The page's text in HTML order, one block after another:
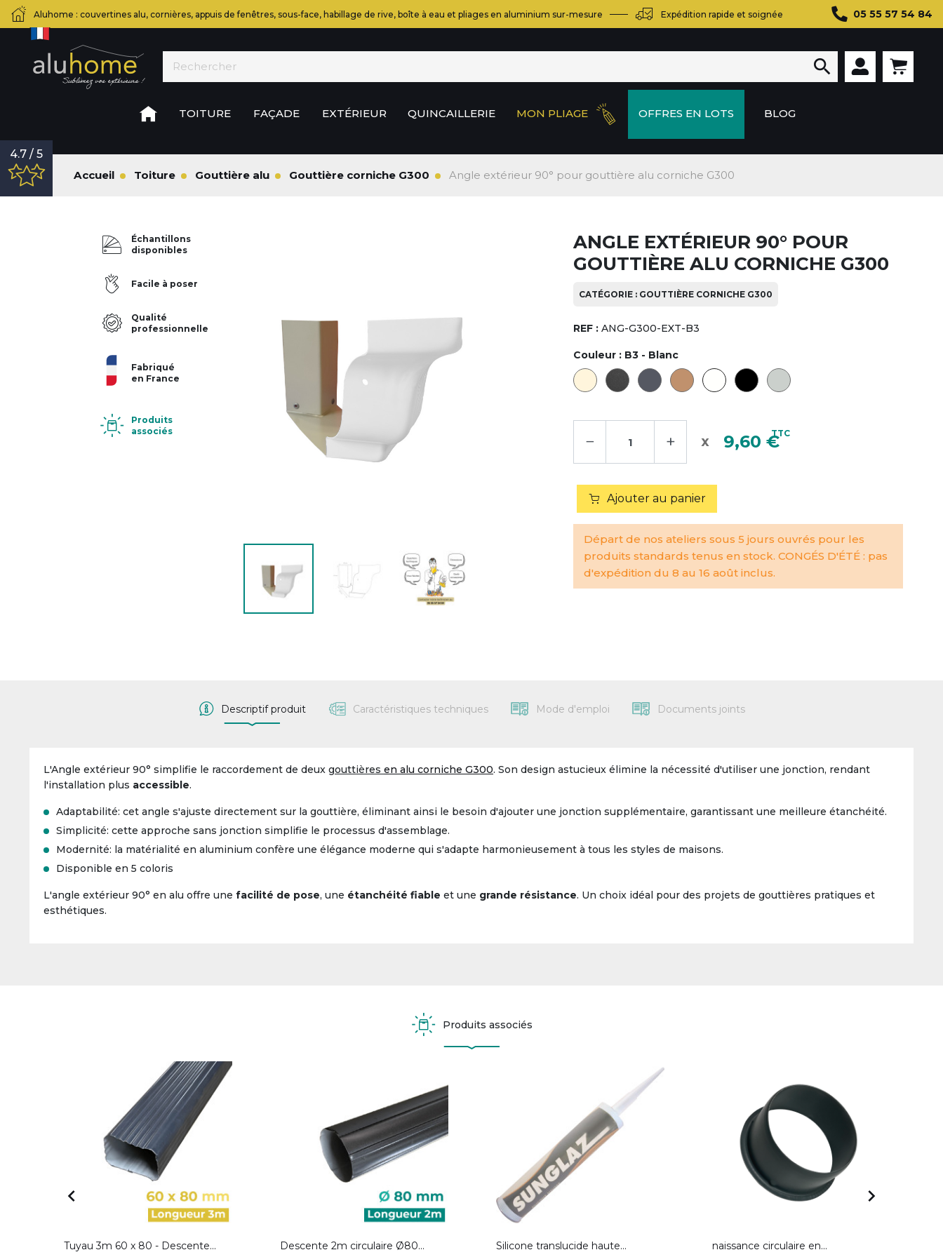
Aluhome : couvertines alu, cornières, appuis de fenêtres, sous-face, habillage de rive, boîte à eau et pliages en aluminium sur-mesure Expédition rapide et soignée 05 55 57 54 84
TOITURE FAÇADE EXTÉRIEUR QUINCAILLERIE MON PLIAGE OFFRES EN LOTS BLOG

4.7 / 5
Accueil
Toiture Gouttière alu Gouttière corniche G300 Angle extérieur 90° pour gouttière alu corniche G300
Échantillons
disponibles
Facile à poser
Qualité
professionnelle
Fabriqué
en France
Produits
associés
ANGLE EXTÉRIEUR 90° POUR
GOUTTIÈRE ALU CORNICHE G300
CATÉGORIE : GOUTTIÈRE CORNICHE G300
REF : ANG-G300-EXT-B3
Couleur : B3 - Blanc
− + 9,60 €TTC
Ajouter au panier
Départ de nos ateliers sous 5 jours ouvrés pour les
produits standards tenus en stock. CONGÉS D'ÉTÉ : pas
d'expédition du 8 au 16 août inclus.
Descriptif produit Caractéristiques techniques Mode d'emploi Documents joints
L'Angle extérieur 90° simplifie le raccordement de deux gouttières en alu corniche G300. Son design astucieux élimine la nécessité d'utiliser une jonction, rendant
l'installation plus accessible.
Adaptabilité: cet angle s'ajuste directement sur la gouttière, éliminant ainsi le besoin d'ajouter une jonction supplémentaire, garantissant une meilleure étanchéité.
Simplicité: cette approche sans jonction simplifie le processus d'assemblage.
Modernité: la matérialité en aluminium confère une élégance moderne qui s'adapte harmonieusement à tous les styles de maisons.
Disponible en 5 coloris
L'angle extérieur 90° en alu offre une facilité de pose, une étanchéité fiable et une grande résistance. Un choix idéal pour des projets de gouttières pratiques et
esthétiques.
Produits associés

Tuyau 3m 60 x 80 - Descente...
Descente 2m circulaire Ø80...
Silicone translucide haute...
naissance circulaire en...
